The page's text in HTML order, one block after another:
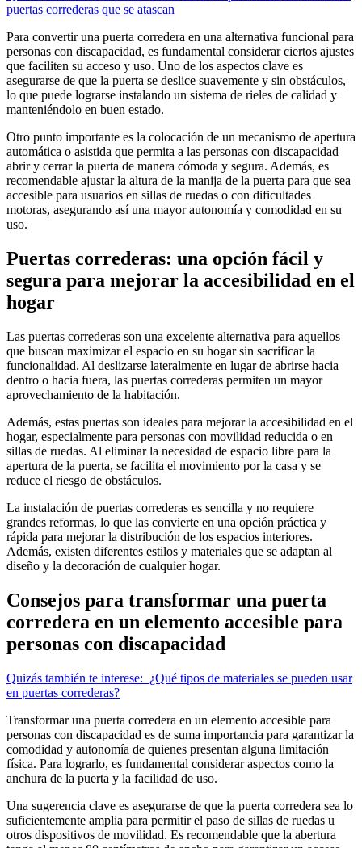
puertas correderas que se atascan
Para convertir una puerta corredera en una alternativa funcional para
personas con discapacidad, es fundamental considerar ciertos ajustes
que faciliten su acceso y uso. Uno de los aspectos clave es
asegurarse de que la puerta se deslice suavemente y sin obstáculos,
lo que puede lograrse instalando un sistema de rieles de calidad y
manteniéndolo en buen estado.
Otro punto importante es la colocación de un mecanismo de apertura
automática o asistida que permita a las personas con discapacidad
abrir y cerrar la puerta de manera cómoda y segura. Además, es
recomendable ajustar la altura de la manija de la puerta para que sea
accesible para usuarios en sillas de ruedas o con dificultades
motoras, asegurando así una mayor autonomía y comodidad en su
uso.
Puertas correderas: una opción fácil y
segura para mejorar la accesibilidad en el
hogar
Las puertas correderas son una excelente alternativa para aquellos
que buscan maximizar el espacio en su hogar sin sacrificar la
funcionalidad. Al deslizarse lateralmente en lugar de abrirse hacia
dentro o hacia fuera, las puertas correderas permiten un mayor
aprovechamiento de la habitación.
Además, estas puertas son ideales para mejorar la accesibilidad en el
hogar, especialmente para personas con movilidad reducida o en
sillas de ruedas. Al eliminar la necesidad de espacio libre para la
apertura de la puerta, se facilita el movimiento por la casa y se
reduce el riesgo de obstáculos.
La instalación de puertas correderas es sencilla y no requiere
grandes reformas, lo que las convierte en una opción práctica y
rápida para mejorar la distribución de los espacios interiores.
Además, existen diferentes estilos y materiales que se adaptan al
diseño y la decoración de cualquier hogar.
Consejos para transformar una puerta
corredera en un elemento accesible para
personas con discapacidad
Quizás también te interese: ¿Qué tipos de materiales se pueden usar
en puertas correderas?
Transformar una puerta corredera en un elemento accesible para
personas con discapacidad es de suma importancia para garantizar la
comodidad y autonomía de quienes presentan alguna limitación
física. Para lograrlo, es fundamental considerar aspectos como la
anchura de la puerta y la facilidad de uso.
Una sugerencia clave es asegurarse de que la puerta corredera sea lo
suficientemente amplia para permitir el paso de sillas de ruedas u
otros dispositivos de movilidad. Es recomendable que la abertura